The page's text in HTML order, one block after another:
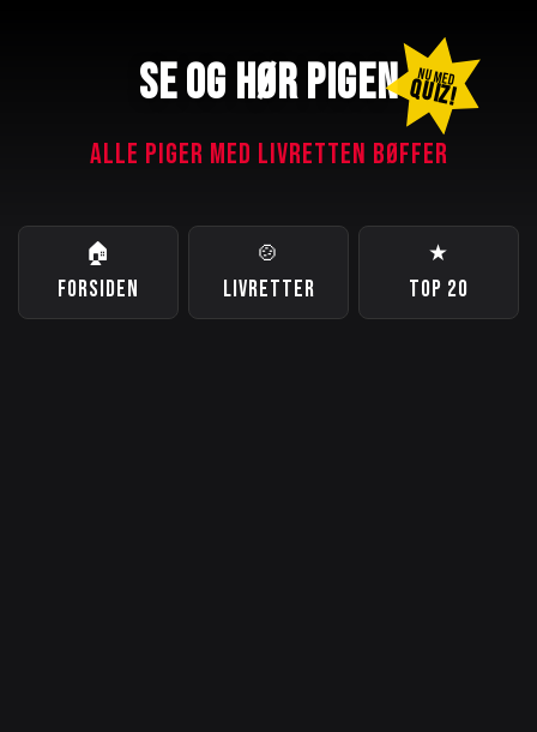
SE OG HØR PIGEN NU MED
QUIZ!
ALLE PIGER MED LIVRETTEN BØFFER
🏠
FORSIDEN
🍲
LIVRETTER
★
TOP 20